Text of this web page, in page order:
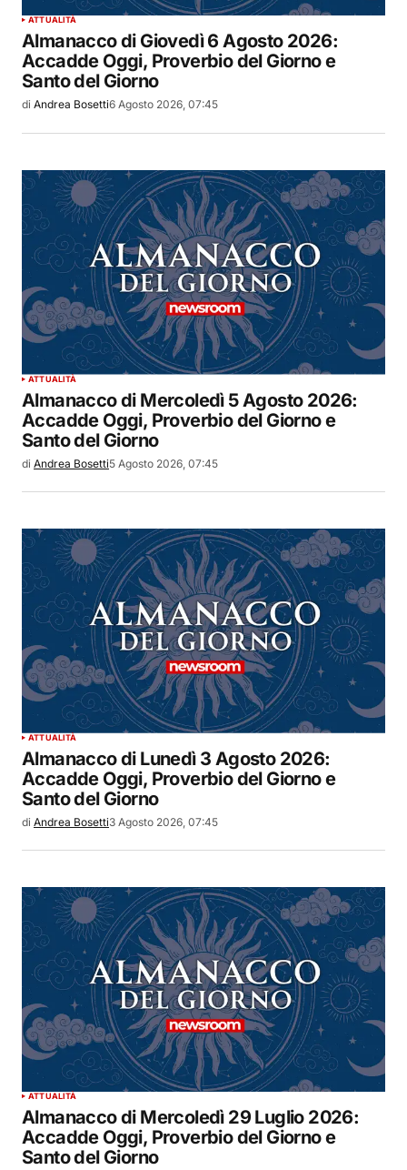
ATTUALITÀ
Almanacco di Giovedì 6 Agosto 2026:
Accadde Oggi, Proverbio del Giorno e
Santo del Giorno
di Andrea Bosetti6 Agosto 2026, 07:45
ATTUALITÀ
Almanacco di Mercoledì 5 Agosto 2026:
Accadde Oggi, Proverbio del Giorno e
Santo del Giorno
di Andrea Bosetti5 Agosto 2026, 07:45
ATTUALITÀ
Almanacco di Lunedì 3 Agosto 2026:
Accadde Oggi, Proverbio del Giorno e
Santo del Giorno
di Andrea Bosetti3 Agosto 2026, 07:45
ATTUALITÀ
Almanacco di Mercoledì 29 Luglio 2026:
Accadde Oggi, Proverbio del Giorno e
Santo del Giorno